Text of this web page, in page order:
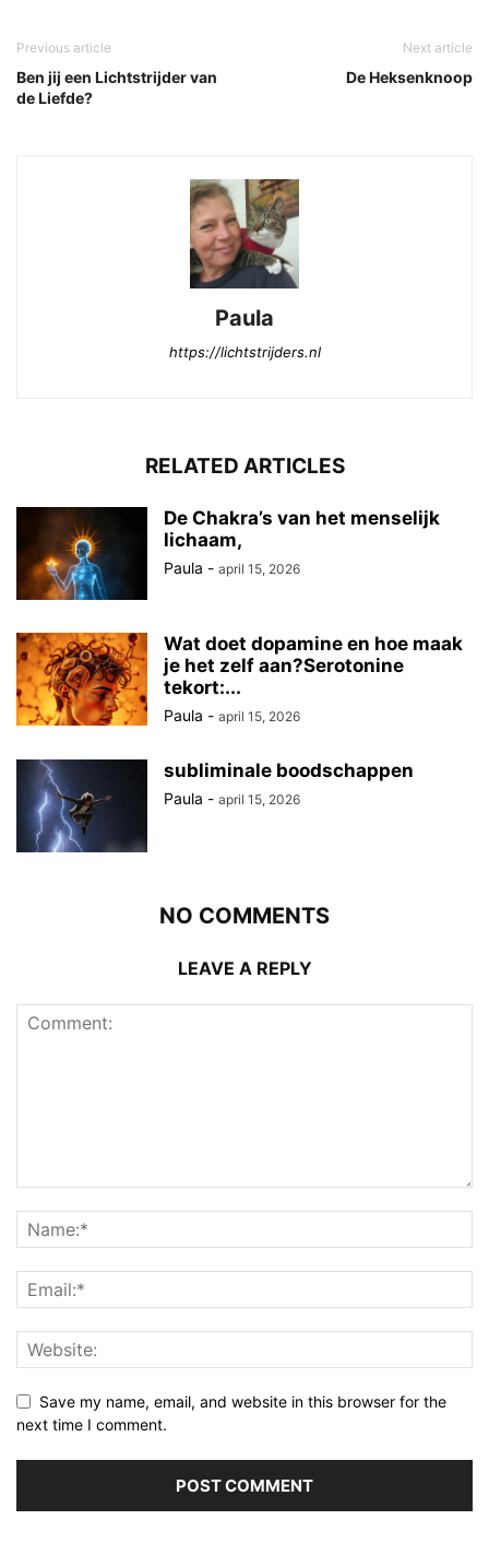
Previous article
Ben jij een Lichtstrijder van
de Liefde?
Next article
De Heksenknoop
Paula
https://lichtstrijders.nl
RELATED ARTICLES
De Chakra’s van het menselijk
lichaam,
Paula - april 15, 2026
Wat doet dopamine en hoe maak
je het zelf aan?Serotonine
tekort:...
Paula - april 15, 2026
subliminale boodschappen
Paula - april 15, 2026
NO COMMENTS
LEAVE A REPLY
Save my name, email, and website in this browser for the
next time I comment.